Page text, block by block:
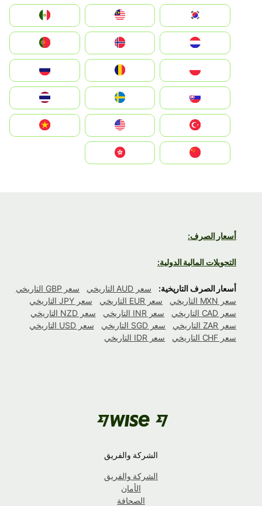
South Korea
Nederland
Portugal
România
Slovensko
United States
Vietnam
أسعار الصرف:
التحويلات المالية الدولية:
أسعار الصرف التاريخية: سعر AUD التاريخي
سعر GBP التاريخي
سعر MXN التاريخي
سعر EUR التاريخي
سعر JPY التاريخي
سعر CAD التاريخي
سعر INR التاريخي
سعر NZD التاريخي
سعر ZAR التاريخي
سعر SGD التاريخي
سعر USD التاريخي
سعر CHF التاريخي
سعر IDR التاريخي
الشركة والفريق
الشركة والفريق
الأمان
الصحافة